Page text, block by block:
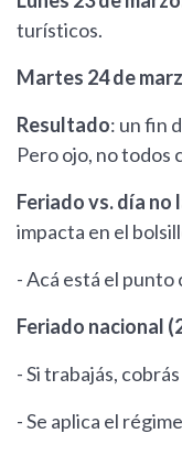
turísticos.
Martes 24 de
Resultado: un fin
Pero ojo, no todos
Feriado vs. día no
impacta en el
- Acá está el punto
Feriado nacional
- Si trabajás,
- Se aplica el